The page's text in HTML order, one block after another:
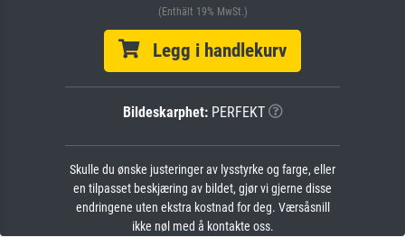
(Enthält 19% MwSt.)
Legg i handlekurv
Bildeskarphet:PERFEKT
Skulle du ønske justeringer av lysstyrke og farge, eller
en tilpasset beskjæring av bildet, gjør vi gjerne disse
endringene uten ekstra kostnad for deg. Værsåsnill
ikke nøl med å kontakte oss.